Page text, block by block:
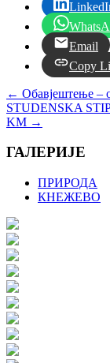
Email
Copy
← Обавјештење –
STUDENSKA
KM →
ГАЛЕРИЈЕ
ПРИРОДА
КНЕЖЕВО